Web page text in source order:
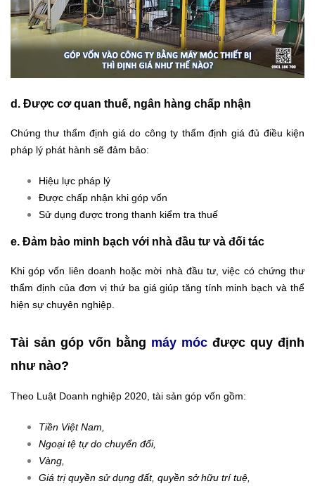
d. Được cơ quan thuế, ngân hàng chấp nhận
Chứng thư thẩm định giá do công ty thẩm định giá đủ điều kiện
pháp lý phát hành sẽ đảm bảo:
Hiệu lực pháp lý
Được chấp nhận khi góp vốn
Sử dụng được trong thanh kiểm tra thuế
e. Đảm bảo minh bạch với nhà đầu tư và đối tác
Khi góp vốn liên doanh hoặc mời nhà đầu tư, việc có chứng thư
thẩm định của đơn vị thứ ba giá giúp tăng tính minh bạch và thể
hiện sự chuyên nghiệp.
Tài sản góp vốn bằng máy móc được quy định
như nào?
Theo Luật Doanh nghiệp 2020, tài sản góp vốn gồm:
Tiền Việt Nam,
Ngoại tệ tự do chuyển đổi,
Vàng,
Giá trị quyền sử dụng đất, quyền sở hữu trí tuệ,